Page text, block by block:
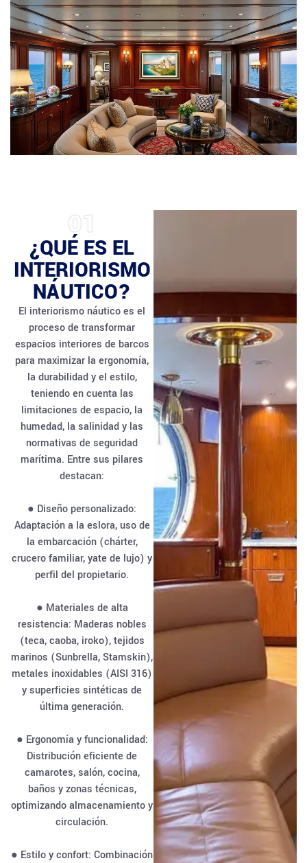
01
¿QUÉ ES EL
INTERIORISMO
NÁUTICO?
El interiorismo náutico es el
proceso de transformar
espacios interiores de barcos
para maximizar la ergonomía,
la durabilidad y el estilo,
teniendo en cuenta las
limitaciones de espacio, la
humedad, la salinidad y las
normativas de seguridad
marítima. Entre sus pilares
destacan:
● Diseño personalizado:
Adaptación a la eslora, uso de
la embarcación (chárter,
crucero familiar, yate de lujo) y
perfil del propietario.
● Materiales de alta
resistencia: Maderas nobles
(teca, caoba, iroko), tejidos
marinos (Sunbrella, Stamskin),
metales inoxidables (AISI 316)
y superficies sintéticas de
última generación.
● Ergonomía y funcionalidad:
Distribución eficiente de
camarotes, salón, cocina,
baños y zonas técnicas,
optimizando almacenamiento y
circulación.
● Estilo y confort: Combinación